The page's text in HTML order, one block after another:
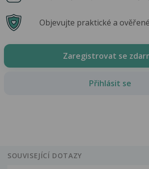
Objevujte praktické a
Zaregistrovat se
Přihlásit se
SOUVISEJÍCÍ DOTAZY